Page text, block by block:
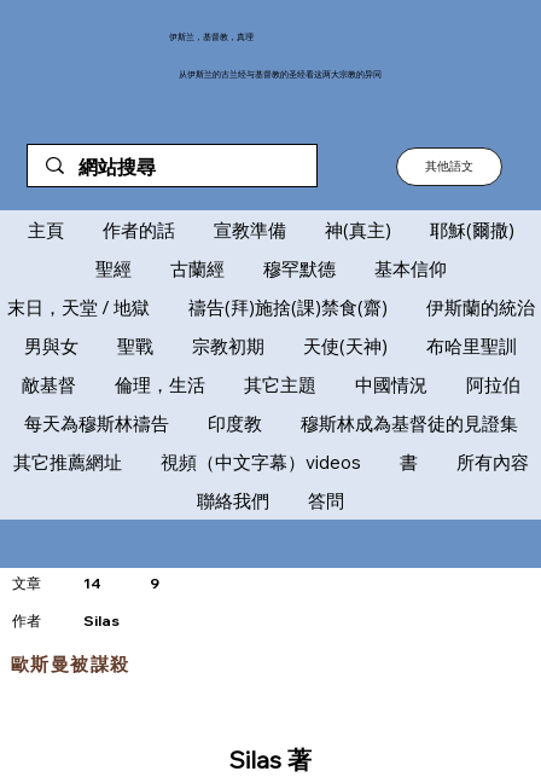
伊斯兰，基督教，真理
从伊斯兰的古兰经与基督教的圣经看这两大宗教的异同
其他語文
主頁 作者的話 宣教準備 神(真主)
耶穌(爾撒)
聖經
古蘭經 穆罕默德
基本信仰
末日，天堂 / 地獄
禱告(拜)施捨(課)禁食(齋)
伊斯蘭的統治
男與女
聖戰 宗教初期 天使(天神)
布哈里聖訓
敵基督
倫理，生活 其它主題 中國情況
阿拉伯
每天為穆斯林禱告
印度教
穆斯林成為基督徒的見證集
其它推薦網址
視頻（中文字幕）videos 書
所有內容
聯絡我們
答問
文章 14 9
​作者 Silas
歐斯曼被謀殺
Silas 著